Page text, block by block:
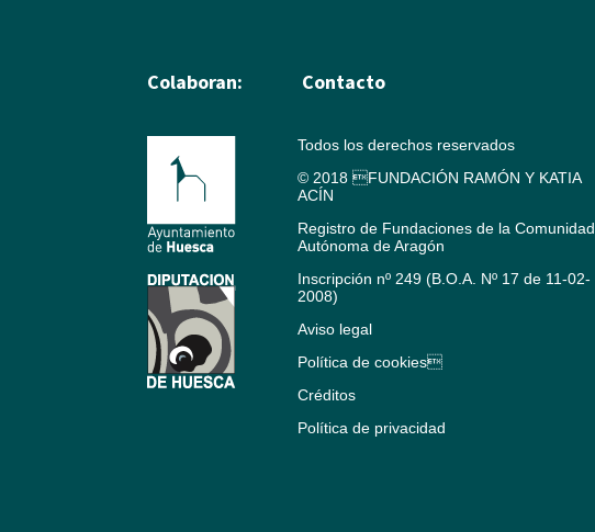
Colaboran: Contacto
Todos los derechos reservados
© 2018 FUNDACIÓN RAMÓN Y KATIA
ACÍN
Registro de Fundaciones de la Comunidad
Autónoma de Aragón
Inscripción nº 249 (B.O.A. Nº 17 de 11-02-
2008)
Aviso legal
Política de cookies
Créditos
Política de privacidad